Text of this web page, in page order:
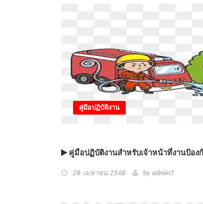
คู่มือปฏิบัติงาน
คู่มือปฏิบัติงานสำหรับเจ้าหน้าที่งานป้อง
28 เมษายน 2568 by admin5